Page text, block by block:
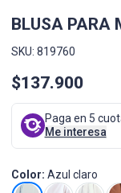
BLUSA PARA
SKU: 819760
$137.900
Paga en 5
Me interesa
Color: Azul claro